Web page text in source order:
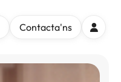
Contacta'ns